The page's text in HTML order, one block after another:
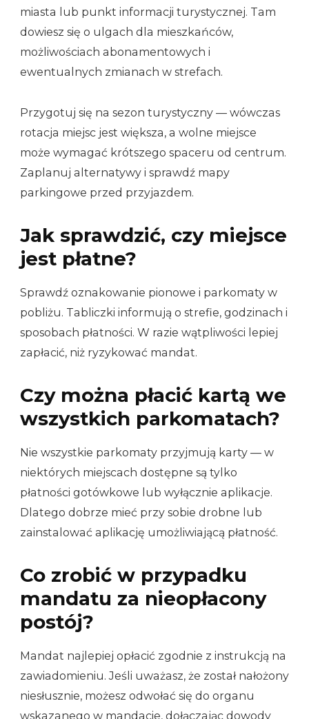
miasta lub punkt informacji turystycznej. Tam
dowiesz się o ulgach dla mieszkańców,
możliwościach abonamentowych i
ewentualnych zmianach w strefach.
Przygotuj się na sezon turystyczny — wówczas
rotacja miejsc jest większa, a wolne miejsce
może wymagać krótszego spaceru od centrum.
Zaplanuj alternatywy i sprawdź mapy
parkingowe przed przyjazdem.
Jak sprawdzić, czy miejsce
jest płatne?
Sprawdź oznakowanie pionowe i parkomaty w
pobliżu. Tabliczki informują o strefie, godzinach i
sposobach płatności. W razie wątpliwości lepiej
zapłacić, niż ryzykować mandat.
Czy można płacić kartą we
wszystkich parkomatach?
Nie wszystkie parkomaty przyjmują karty — w
niektórych miejscach dostępne są tylko
płatności gotówkowe lub wyłącznie aplikacje.
Dlatego dobrze mieć przy sobie drobne lub
zainstalować aplikację umożliwiającą płatność.
Co zrobić w przypadku
mandatu za nieopłacony
postój?
Mandat najlepiej opłacić zgodnie z instrukcją na
zawiadomieniu. Jeśli uważasz, że został nałożony
niesłusznie, możesz odwołać się do organu
wskazanego w mandacie, dołączając dowody